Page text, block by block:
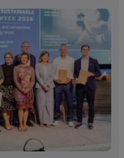
încasa despăgubiri după
lor
IERI, 14:35
oameni din Marea
captivi în case
căldură
performanța fără să
asupra echipei
MĂGDĂLINA